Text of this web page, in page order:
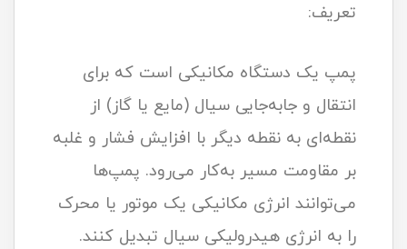
تعریف:
پمپ یک دستگاه مکانیکی است که برای
انتقال و جابه‌جایی سیال (مایع یا گاز) از
نقطه‌ای به نقطه دیگر با افزایش فشار و غلبه
بر مقاومت مسیر به‌کار می‌رود. پمپ‌ها
می‌توانند انرژی مکانیکی یک موتور یا محرک
را به انرژی هیدرولیکی سیال تبدیل کنند.